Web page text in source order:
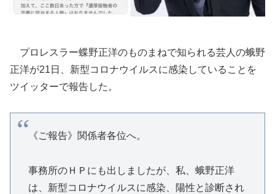
プロレスラー蝶野正洋のものまねで知られる芸人の蛾野
正洋が21日、新型コロナウイルスに感染していることを
ツイッターで報告した。
《ご報告》関係者各位へ。
事務所のＨＰにも出しましたが、私、蛾野正洋
は、新型コロナウイルスに感染、陽性と診断され